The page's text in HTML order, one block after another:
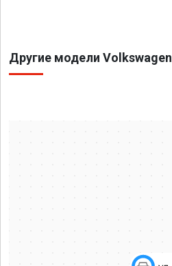
Другие модели Volkswagen